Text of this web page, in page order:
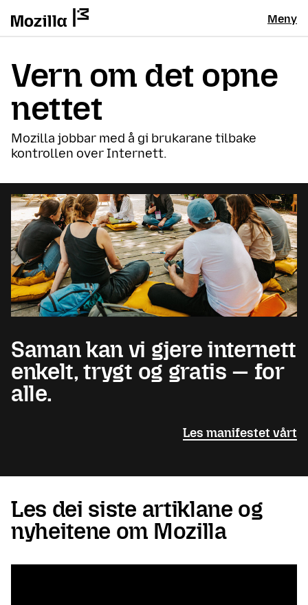
Meny
Vern om det opne
nettet
Mozilla jobbar med å gi brukarane tilbake
kontrollen over Internett.
Saman kan vi gjere internett
enkelt, trygt og gratis — for
alle.
Les manifestet vårt
Les dei siste artiklane og
nyheitene om Mozilla